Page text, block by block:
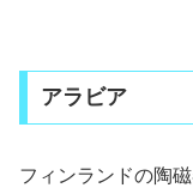
アラビア
フィンランドの陶